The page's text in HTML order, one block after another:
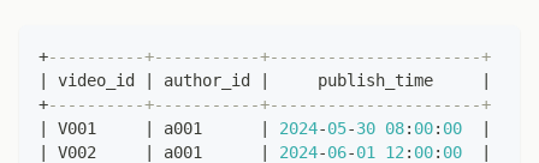
+----------+-----------+----------------------+
video_id author_id
     publish_time
+----------+-----------+----------------------+
V001 a001 2024-05-30 08: 00: 00
V002 a001 2024-06-01 12 : 00: 00